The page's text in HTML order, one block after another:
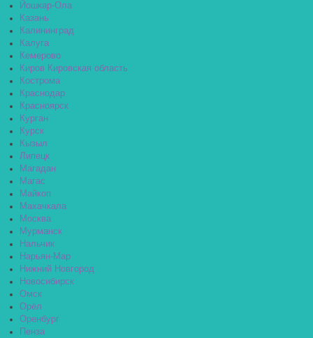
Йошкар-Ола
Казань
Калининград
Калуга
Кемерово
Киров Кировская область
Кострома
Краснодар
Красноярск
Курган
Курск
Кызыл
Липецк
Магадан
Магас
Майкоп
Махачкала
Москва
Мурманск
Нальчик
Нарьян-Мар
Нижний Новгород
Новосибирск
Омск
Орёл
Оренбург
Пенза